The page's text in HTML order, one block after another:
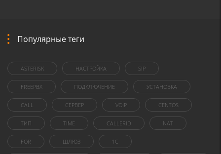
Популярные теги
ASTERISK НАСТРОЙКА SIP
FREEPBX ПОДКЛЮЧЕНИЕ УСТАНОВКА
CALL СЕРВЕР VOIP CENTOS
ТИП TIME CALLERID NAT
FOR ШЛЮЗ 1C